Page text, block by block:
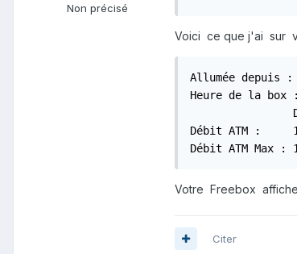
Non précisé
Voici ce que j'ai sur
Allumée depuis
Heure de la
Débit ATM :
Débit ATM Max
Votre Freebox
Citer